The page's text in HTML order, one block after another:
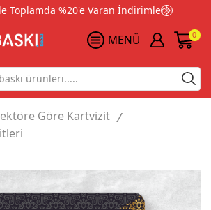
Toplamda %20'e Varan İndirimler!
MENÜ 0
Search
input
Göre Kartvizit /